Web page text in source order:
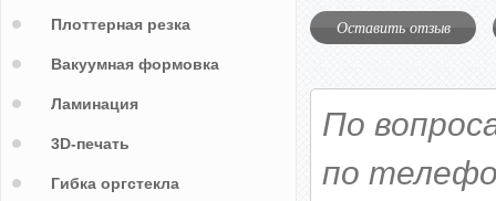
Оставить отзыв
По
по
Плоттерная резка
Вакуумная формовка
Ламинация
3D-печать
Гибка оргстекла